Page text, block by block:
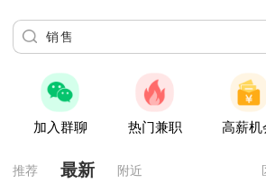
加入群聊 热门兼职 高薪机
推荐 最新 附近